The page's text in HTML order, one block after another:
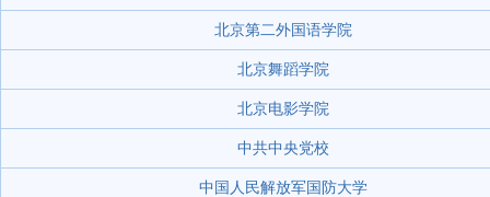
北京第二外国语学院
北京舞蹈学院
北京电影学院
中共中央党校
中国人民解放军国防大学